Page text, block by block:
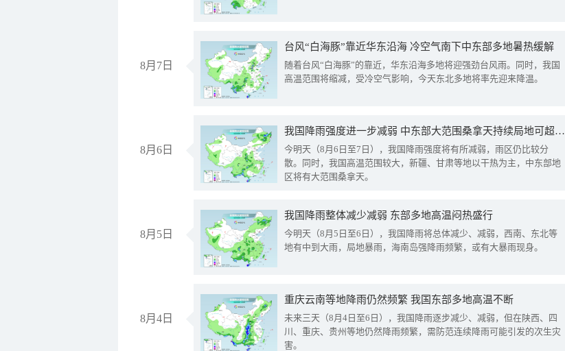
8月7日
台风“白海豚”靠近华东沿海 冷空气南下中东部多地暑热缓解
随着台风“白海豚”的靠近，华东沿海多地将迎强劲台风雨。同时，我国
高温范围将缩减，受冷空气影响，今天东北多地将率先迎来降温。
8月6日
我国降雨强度进一步减弱 中东部大范围桑拿天持续局地可超38℃
今明天（8月6日至7日），我国降雨强度将有所减弱，雨区仍比较分
散。同时，我国高温范围较大，新疆、甘肃等地以干热为主，中东部地
区将有大范围桑拿天。
8月5日
我国降雨整体减少减弱 东部多地高温闷热盛行
今明天（8月5日至6日），我国降雨将总体减少、减弱，西南、东北等
地有中到大雨，局地暴雨，海南岛强降雨频繁，或有大暴雨现身。
8月4日
重庆云南等地降雨仍然频繁 我国东部多地高温不断
未来三天（8月4日至6日），我国降雨逐步减少、减弱，但在陕西、四
川、重庆、贵州等地仍然降雨频繁，需防范连续降雨可能引发的次生灾
害。